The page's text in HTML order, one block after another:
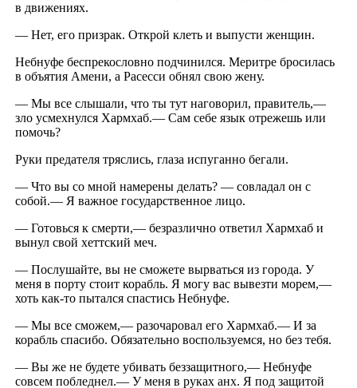
в движениях.
— Нет, его призрак. Открой клеть и выпусти женщин.
Небнуфе беспрекословно подчинился. Меритре бросилась
в объятия Амени, а Расесси обнял свою жену.
— Мы все слышали, что ты тут наговорил, правитель,—
зло усмехнулся Хармхаб.— Сам себе язык отрежешь или
помочь?
Руки предателя тряслись, глаза испуганно бегали.
— Что вы со мной намерены делать? — совладал он с
собой.— Я важное государственное лицо.
— Готовься к смерти,— безразлично ответил Хармхаб и
вынул свой хеттский меч.
— Послушайте, вы не сможете вырваться из города. У
меня в порту стоит корабль. Я могу вас вывезти морем,—
хоть как-то пытался спастись Небнуфе.
— Мы все сможем,— разочаровал его Хармхаб.— И за
корабль спасибо. Обязательно воспользуемся, но без тебя.
— Вы же не будете убивать беззащитного,— Небнуфе
совсем побледнел.— У меня в руках анх. Я под защитой